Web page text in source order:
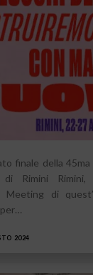
finale della
di Rimini
Meeting di
2024